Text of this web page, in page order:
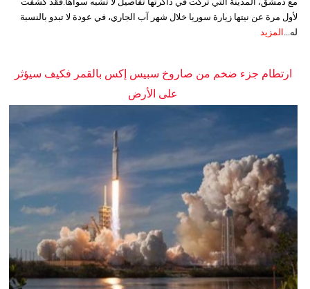
لأول مرة عن نيتها زيارة سوريا خلال شهر آب الجاري، في عودة لا تبدو بالنسبة
له...
المزيد
ارتطام جزء ضخم من صاروخ سبيس إكس بالقمر فكيف سيؤثر
على الأرض